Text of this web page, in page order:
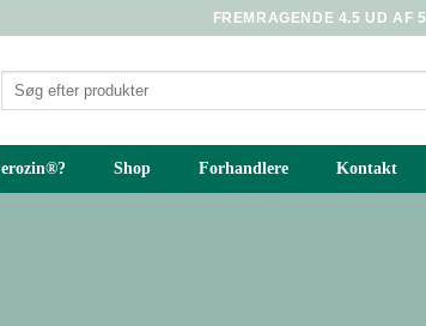
FREMRAGENDE 4.5 UD AF 5
Søg
efter:
Shop Forhandlere Kontakt